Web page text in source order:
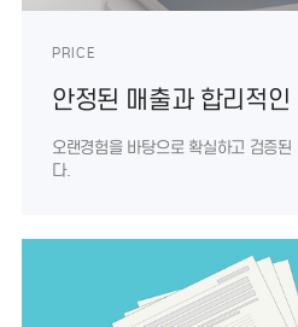
PRICE
안정된 매출과 합리적인
오랜경험을 바탕으로 확실하고 검증된
다.